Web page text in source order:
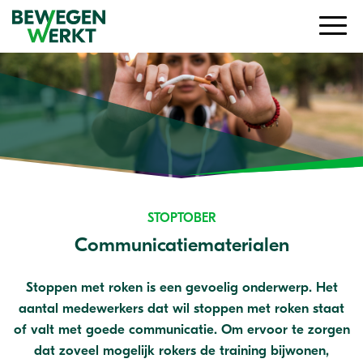
STOPTOBER
Communicatiematerialen
Stoppen met roken is een gevoelig onderwerp. Het
aantal medewerkers dat wil stoppen met roken staat
of valt met goede communicatie. Om ervoor te zorgen
dat zoveel mogelijk rokers de training bijwonen,